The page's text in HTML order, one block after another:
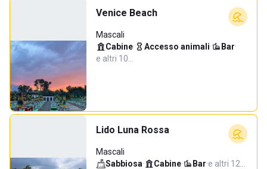
Venice Beach
Mascali
Cabine· Accesso animali· Bar·
e altri 10…
Lido Luna Rossa
Mascali
Sabbiosa· Cabine· Bar·e altri 12…